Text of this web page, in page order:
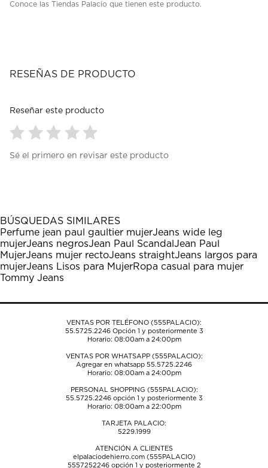
Conoce las Tiendas Palacio que tienen este producto.
RESEÑAS DE PRODUCTO
Reseñar este producto
para
1
estrella
Esta
acción
abrirá
el
formulario
envío.
para
estrellas.
Esta
acción
abrirá
el
formulario
envío.
para
estrellas.
Esta
acción
abrirá
el
formulario
envío.
para
estrellas.
Esta
acción
abrirá
el
envío.
para
estrellas.
Esta
acción
abrirá
el
envío.
Sé el primero en revisar este producto
BÚSQUEDAS SIMILARES
Perfume jean paul gaultier mujerJeans wide leg
mujerJeans negrosJean Paul Scandal Jean Paul
MujerJeans mujer rectoJeans straightJeans largos para
mujerJeans Lisos para MujerRopa casual para mujer
Tommy Jeans
VENTAS POR TELÉFONO (555PALACIO):
55.5725.2246Opción 1 y posteriormente 3
Horario: 08:00am a 24:00pm
VENTAS POR WHATSAPP (555PALACIO):
Agregar en whatsapp 55.5725.2246
Horario: 08:00am a 24:00pm
PERSONAL SHOPPING (555PALACIO):
55.5725.2246opción 1 y posteriormente 3
Horario: 08:00am a 22:00pm
TARJETA PALACIO:
5229.1999
ATENCIÓN A CLIENTES
elpalaciodehierro.com (555PALACIO)
5557252246opción 1 y posteriormente 2